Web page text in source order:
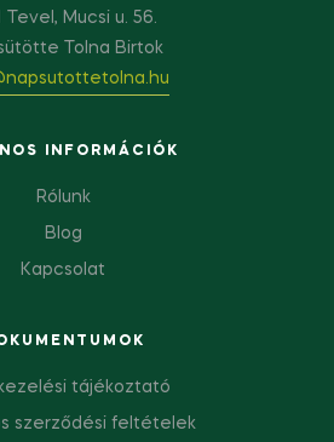
Tevel, Mucsi u. 56.
Tolna Birtok
INFORMÁCIÓK
Rólunk
Blog
Kapcsolat
tájékoztató
szerződési feltételek